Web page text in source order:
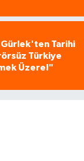
Gürlek'ten Tarihi
Türkiye
Üzere!"